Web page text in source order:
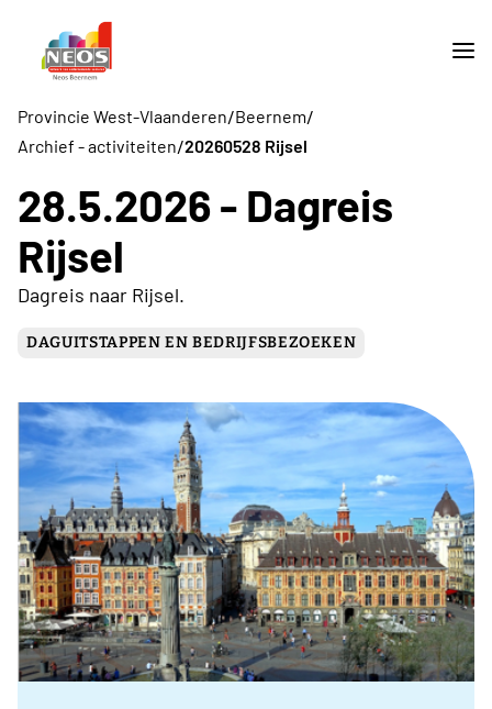
Provincie West-Vlaanderen/Beernem/
Archief - activiteiten/20260528 Rijsel
28.5.2026 - Dagreis
Rijsel
Dagreis naar Rijsel.
DAGUITSTAPPEN EN BEDRIJFSBEZOEKEN